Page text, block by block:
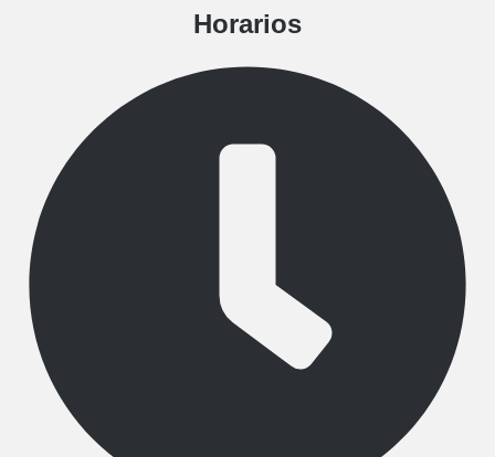
Horarios